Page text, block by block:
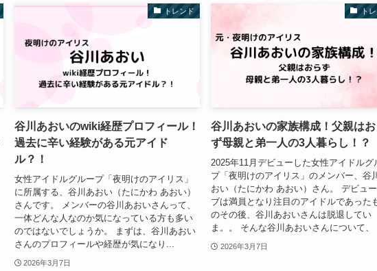
トレンド
谷川あおいのwiki経歴プロフィール！
過去に辛い経験がある元アイド
ル？！
女性アイドルグループ「夜明けのアイリス」
に所属する、谷川あおい（たにかわ あおい）
さんです。 メンバーの谷川あおいさんって、
一体どんな人なのか気になっている方も多い
のではないでしょうか。 まずは、谷川あおい
さんのプロフィールや経歴が気になり...
2026年3月7日
ト
谷川あおいの家族構成！父親はお
ず母親と弟一人の3人暮らし！？
2025年11月デビューした女性アイドルグ
プ「夜明けのアイリス」のメンバー、谷
おい（たにかわ あおい）さん。 デビュ
ブは満員となり注目のアイドルであった
のその後、谷川あおいさんは脱退してい
ま。。 そんな谷川あおいさんについて、
2026年3月7日